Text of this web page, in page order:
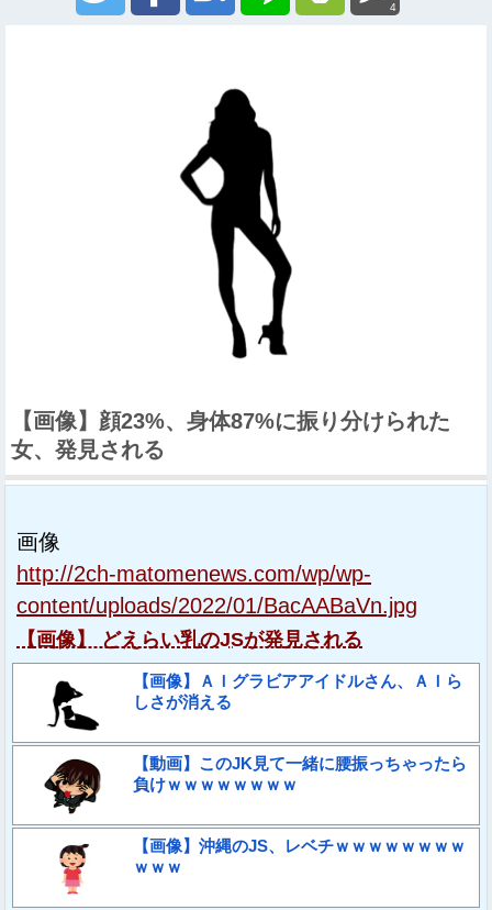
4
【画像】顔23%、身体87%に振り分けられた
女、発見される
画像
http://2ch-matomenews.com/wp/wp-
content/uploads/2022/01/BacAABaVn.jpg
【画像】 どえらい乳のJSが発見される
【画像】ＡＩグラビアアイドルさん、ＡＩら
しさが消える
【動画】このJK見て一緒に腰振っちゃったら
負けｗｗｗｗｗｗｗｗ
【画像】沖縄のJS、レベチｗｗｗｗｗｗｗｗ
ｗｗｗ